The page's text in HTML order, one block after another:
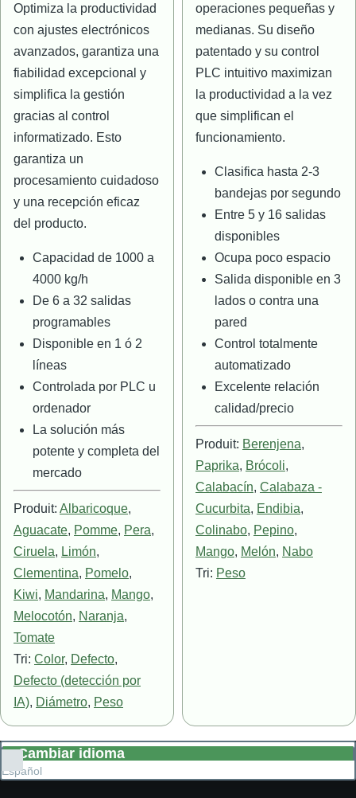
Optimiza la productividad
con ajustes electrónicos
avanzados, garantiza una
fiabilidad excepcional y
simplifica la gestión
gracias al control
informatizado. Esto
garantiza un
procesamiento cuidadoso
y una recepción eficaz
del producto.
Capacidad de 1000 a
4000 kg/h
De 6 a 32 salidas
programables
Disponible en 1 ó 2
líneas
Controlada por PLC u
ordenador
La solución más
potente y completa del
mercado
Produit: Albaricoque,
Aguacate, Pomme, Pera,
Ciruela, Limón,
Clementina, Pomelo,
Kiwi, Mandarina, Mango,
Melocotón, Naranja,
Tomate
Tri: Color, Defecto,
Defecto (detección por
IA), Diámetro, Peso
operaciones pequeñas y
medianas. Su diseño
patentado y su control
PLC intuitivo maximizan
la productividad a la vez
que simplifican el
funcionamiento.
Clasifica hasta 2-3
bandejas por segundo
Entre 5 y 16 salidas
disponibles
Ocupa poco espacio
Salida disponible en 3
lados o contra una
pared
Control totalmente
automatizado
Excelente relación
calidad/precio
Produit: Berenjena,
Paprika, Brócoli,
Calabacín, Calabaza -
Cucurbita, Endibia,
Colinabo, Pepino,
Mango, Melón, Nabo
Tri: Peso
Cambiar idioma
Español
Lista
adicional